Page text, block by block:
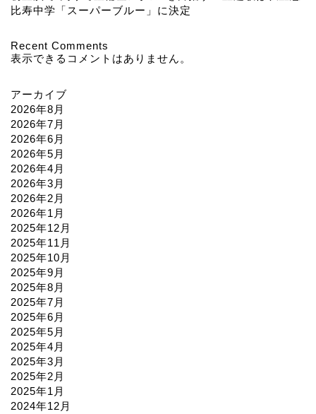
比寿中学「スーパーブルー」に決定
Recent Comments
表示できるコメントはありません。
アーカイブ
2026年8月
2026年7月
2026年6月
2026年5月
2026年4月
2026年3月
2026年2月
2026年1月
2025年12月
2025年11月
2025年10月
2025年9月
2025年8月
2025年7月
2025年6月
2025年5月
2025年4月
2025年3月
2025年2月
2025年1月
2024年12月